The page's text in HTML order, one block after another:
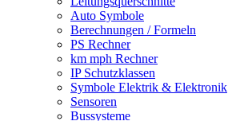
Auto Symbole
Berechnungen / Formeln
PS Rechner
km mph Rechner
IP Schutzklassen
Symbole Elektrik & Elektronik
Sensoren
Bussysteme